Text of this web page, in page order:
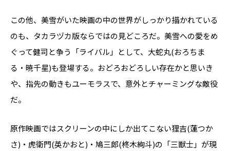
この他、美雪がいた映画の中の世界がしっかり描かれている
のも、タカラヅカ版ならではの見どころだ。美雪への愛をめ
ぐって健司と争う「ライバル」として、大蛇丸(おろちま
る・暁千星)も登場する。おどろおどろしい存在かと思いき
や、指先の動きもユーモラスで、意外とチャーミングな敵役
だ。
原作映画ではスクリーンの中にしか出てこない狸吉(蓮つか
さ)・虎衛門(英かおと)・鳩三郎(柊木絢斗)の「三獣士」が現